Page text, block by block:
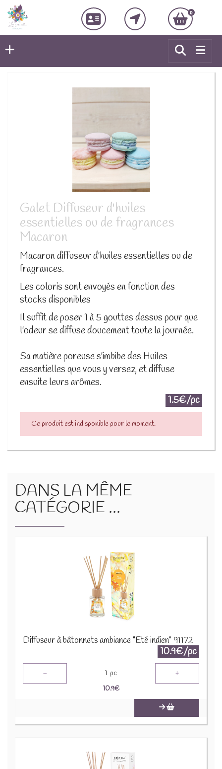
0
Galet Diffuseur d'huiles
essentielles ou de fragrances
Macaron
Macaron diffuseur d'huiles essentielles ou de
fragrances.
Les coloris sont envoyés en fonction des
stocks disponibles
Il suffit de poser 1 à 5 gouttes dessus pour que
l'odeur se diffuse doucement toute la journée.
Sa matière poreuse s'imbibe des Huiles
essentielles que vous y versez, et diffuse
ensuite leurs arômes.
1.5€/pc
Ce produit est indisponible pour le moment.
DANS LA MÊME
CATÉGORIE ...
Diffuseur à bâtonnets ambiance "Été indien" 91172
10.9€/pc
- 1 pc +
10.9€